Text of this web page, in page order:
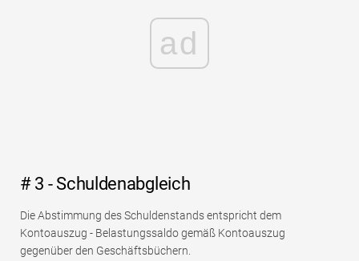
ad
# 3 - Schuldenabgleich
Die Abstimmung des Schuldenstands entspricht dem
Kontoauszug - Belastungssaldo gemäß Kontoauszug
gegenüber den Geschäftsbüchern.